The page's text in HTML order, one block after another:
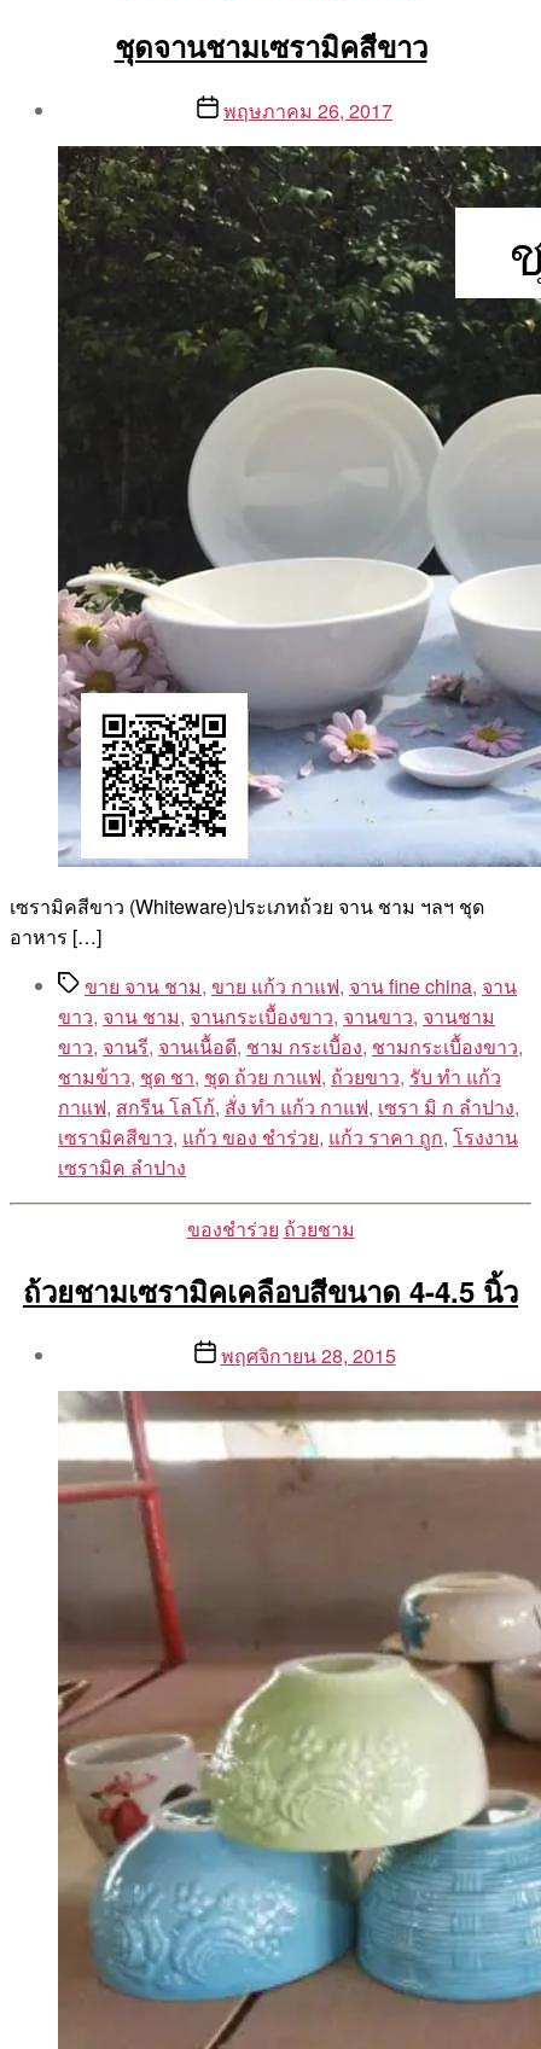
ชุดจานชามเซรามิคสีขาว
By
Aea
Postพฤษภาคม 26, 2017
เซรามิคสีขาว (Whiteware)ประเภทถ้วย จาน ชาม ฯลฯ ชุด
อาหาร […]
Tagsขาย จาน ชาม, ขาย แก้ว กาแฟ, จาน fine china, จาน
ขาว, จาน ชาม, จานกระเบื้องขาว, จานขาว, จานชาม
ขาว, จานรี, จานเนื้อดี, ชาม กระเบื้อง, ชามกระเบื้องขาว,
ชามข้าว, ชุด ชา, ชุด ถ้วย กาแฟ, ถ้วยขาว, รับ ทํา แก้ว
กาแฟ, สกรีน โลโก้, สั่ง ทํา แก้ว กาแฟ, เซรา มิ ก ลำปาง,
เซรามิคสีขาว, แก้ว ของ ชำร่วย, แก้ว ราคา ถูก, โรงงาน
เซรามิค ลำปาง
Categories
ของชำร่วย ถ้วยชาม
ถ้วยชามเซรามิคเคลือบสีขนาด 4-4.5 นิ้ว
By
Aea
Postพฤศจิกายน 28, 2015